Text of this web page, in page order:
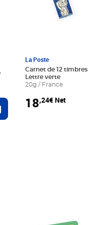
Ajouter au panier
La Poste
Carnet de 12
Lettre verte
20g / France
18,24€ Net